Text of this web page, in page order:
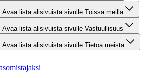
Avaa lista alisivuista sivulle Töissä meillä
Avaa lista alisivuista sivulle Vastuullisuus
Avaa lista alisivuista sivulle Tietoa meistä